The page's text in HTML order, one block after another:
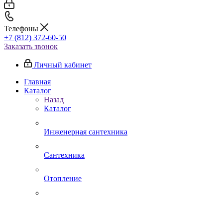
Телефоны
+7 (812) 372-60-50
Заказать звонок
Личный кабинет
Главная
Каталог
Назад
Каталог
Инженерная сантехника
Сантехника
Отопление